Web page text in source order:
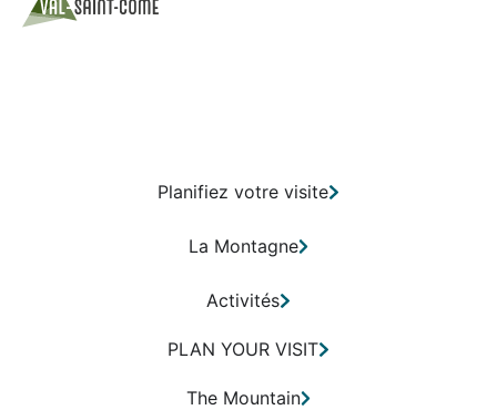
Planifiez votre visite
La Montagne
Activités
PLAN YOUR VISIT
The Mountain